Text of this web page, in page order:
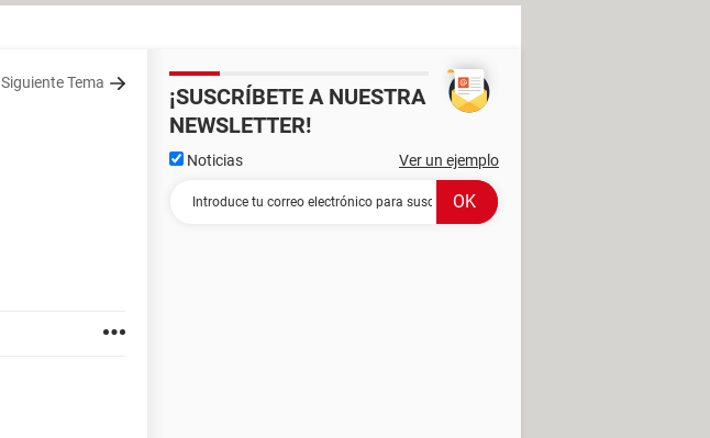
Siguiente Tema
¡SUSCRÍBETE A NUESTRA
NEWSLETTER!
Noticias Ver un ejemplo